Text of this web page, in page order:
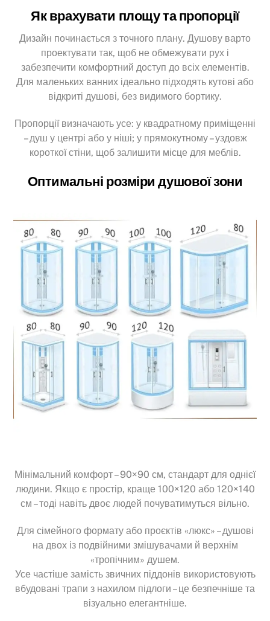
Як врахувати площу та пропорції
Дизайн починається з точного плану. Душову варто
проектувати так, щоб не обмежувати рух і
забезпечити комфортний доступ до всіх елементів.
Для маленьких ванних ідеально підходять кутові або
відкриті душові, без видимого бортику.
Пропорції визначають усе: у квадратному приміщенні
– душ у центрі або у ніші; у прямокутному – уздовж
короткої стіни, щоб залишити місце для меблів.
Оптимальні розміри душової зони
Мінімальний комфорт – 90×90 см, стандарт для однієї
людини. Якщо є простір, краще 100×120 або 120×140
см – тоді навіть двоє людей почуватимуться вільно.
Для сімейного формату або проєктів «люкс» – душові
на двох із подвійними змішувачами й верхнім
«тропічним» душем.
Усе частіше замість звичних піддонів використовують
вбудовані трапи з нахилом підлоги – це безпечніше та
візуально елегантніше.